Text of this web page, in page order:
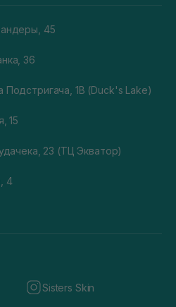
45
36
Подстригача, 1В (Duck's Lake)
15
23 (ТЦ Экватор)
4
Sisters Skin